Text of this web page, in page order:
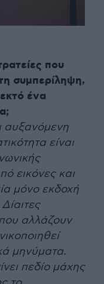
που
συμπερίληψη,
ένα
αυξανόμενη
είναι
εικόνες και
μόνο εκδοχή
αλλάζουν
μηνύματα.
πεδίο μάχης